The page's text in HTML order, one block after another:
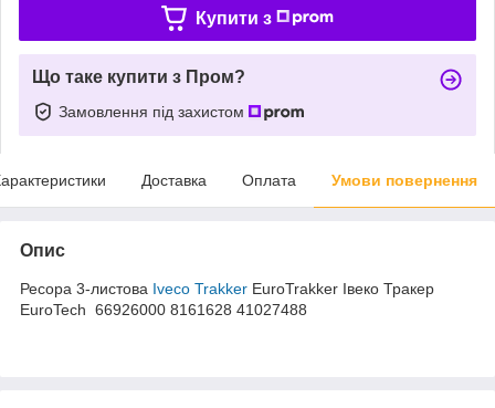
Купити з
Що таке купити з Пром?
Замовлення під захистом
Доставка Оплата Умови повернення
Опис
Ресора 3-листова Iveco Trakker EuroTrakker Івеко Тракер
EuroTech 66926000 8161628 41027488